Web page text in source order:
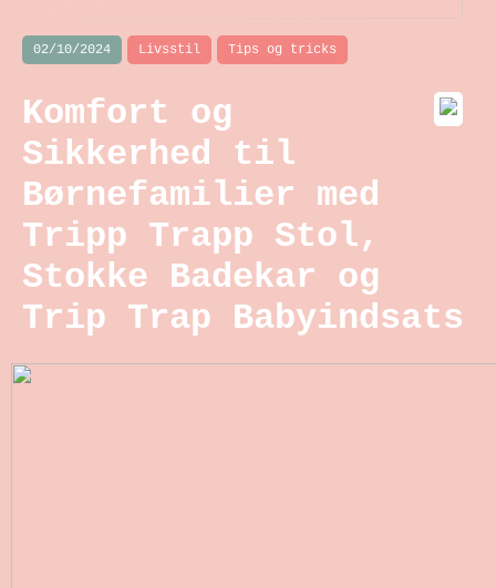
02/10/2024 Livsstil Tips og tricks
Komfort og
Sikkerhed til
Børnefamilier med
Tripp Trapp Stol,
Stokke Badekar og
Trip Trap Babyindsats